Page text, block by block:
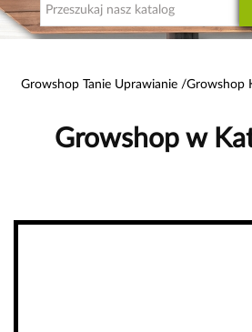
Growshop Tanie Uprawianie Growshop
Growshop w